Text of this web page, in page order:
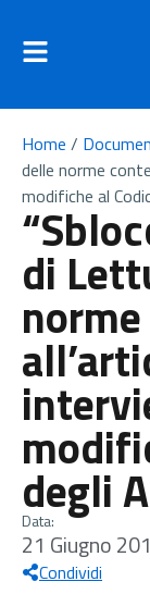
Home /
delle norme
modifiche al
di
degli
Data:
21 Giugno
Condividi